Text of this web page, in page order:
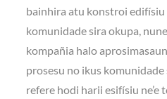
bainhira atu konstroi edifísiu
komunidade sira okupa,
kompañia halo
prosesu no ikus
refere hodi harii esifísiu ne’e